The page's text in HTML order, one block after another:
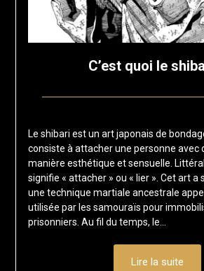
C’est quoi le
10
janvier
2025
Le shibari est un art japonais de
consiste à attacher une personne avec
manière esthétique et sensuelle.
signifie « attacher » ou « lier ». Cet art a
une technique martiale ancestrale
utilisée par les samouraïs pour
prisonniers. Au fil du temps, le…
Lire la suite